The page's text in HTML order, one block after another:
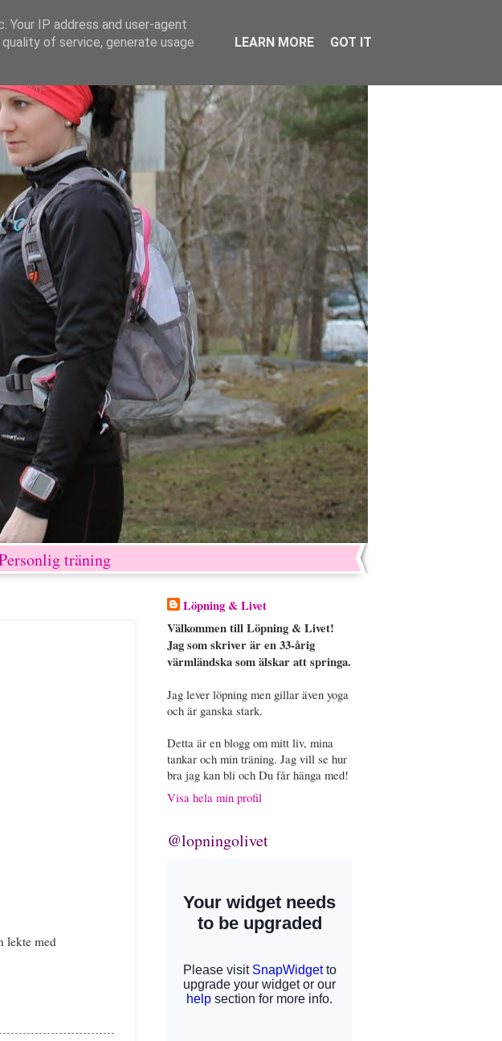
träning
lekte med
Löpning & Livet
Välkommen till Löpning & Livet!
Jag som skriver är en 33-årig
värmländska som älskar att springa.
Jag lever löpning men gillar även yoga
och är ganska stark.
Detta är en blogg om mitt liv, mina
tankar och min träning. Jag vill se hur
bra jag kan bli och Du får hänga med!
Visa hela min profil
@lopningolivet
IP address and user-agent
of service, generate usage
LEARN MORE GOT IT